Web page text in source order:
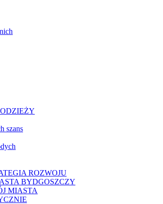
szans
ROZWOJU
BYDGOSZCZY
MIASTA